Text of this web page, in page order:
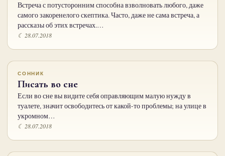
Встреча с потусторонним способна взволновать любого, даже
самого закоренелого скептика. Часто, даже не сама встреча, а
рассказы об этих встречах.…
☾ 28.07.2018
СОННИК
Писать во сне
Если во сне вы видите себя оправляющим малую нужду в
туалете, значит освободитесь от какой-то проблемы; на улице в
укромном…
☾ 28.07.2018